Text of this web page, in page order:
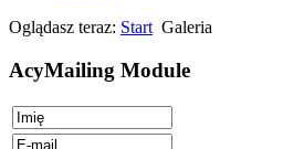
Oglądasz teraz: Start Galeria
AcyMailing Module